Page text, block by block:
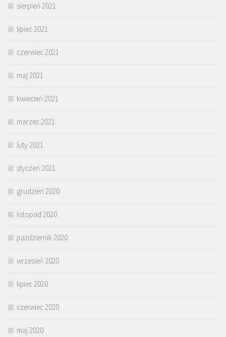
sierpień 2021
lipiec 2021
czerwiec 2021
maj 2021
kwiecień 2021
marzec 2021
luty 2021
styczeń 2021
grudzień 2020
listopad 2020
październik 2020
wrzesień 2020
lipiec 2020
czerwiec 2020
maj 2020